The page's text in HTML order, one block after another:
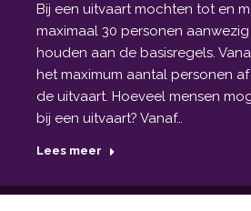
Bij een uitvaart mochten tot en
maximaal 30 personen
houden aan de basisregels.
het maximum aantal personen
de uitvaart. Hoeveel mensen
bij een uitvaart? Vanaf…
Lees meer